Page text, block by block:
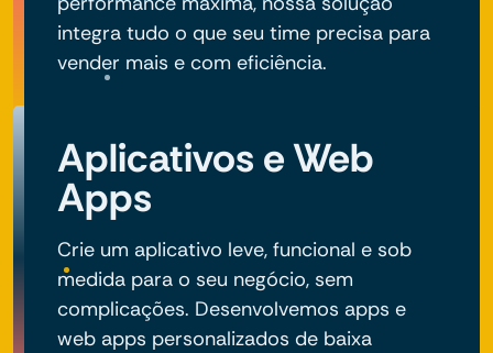
integra tudo o que seu time precisa para
vender mais e com eficiência.
Aplicativos e Web
Apps
Crie um aplicativo leve, funcional e sob
medida para o seu negócio, sem
complicações. Desenvolvemos apps e
web apps personalizados de baixa